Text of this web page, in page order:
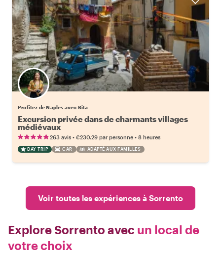
Profitez de Naples avec Rita
Excursion privée dans de charmants villages
médiévaux
263 avis • €230.29 par personne • 8 heures
DAY TRIP CAR ADAPTÉ AUX FAMILLES
Voir toutes les expériences à Sorrento
Explore Sorrento avec un local de
votre choix